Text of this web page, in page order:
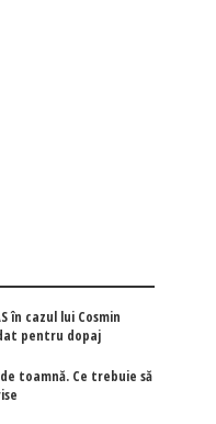
în cazul lui Cosmin
pentru dopaj
toamnă. Ce trebuie să